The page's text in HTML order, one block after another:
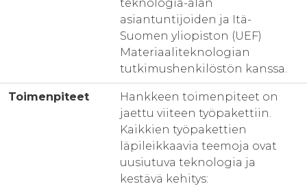
teknologia-alan
asiantuntijoiden ja Itä-
Suomen yliopiston (UEF)
Materiaaliteknologian
tutkimushenkilöstön kanssa.
Toimenpiteet
Hankkeen toimenpiteet on
jaettu viiteen työpakettiin.
Kaikkien työpakettien
läpileikkaavia teemoja ovat
uusiutuva teknologia ja
kestävä kehitys: